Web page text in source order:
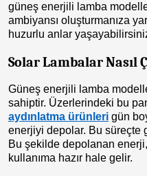
güneş enerjili lamba
ambiyansı oluşturmanıza
huzurlu anlar
Solar Lambalar Nasıl
Güneş enerjili lamba
sahiptir. Üzerlerindeki bu
aydınlatma ürünleri gün
enerjiyi depolar. Bu süreçte
Bu şekilde depolanan
kullanıma hazır hale gelir.